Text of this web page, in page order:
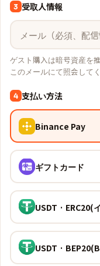
3 受取人情報
ゲスト購入は暗号資産を
このメールにて照会してく
4 支払い方法
Binance Pay
ギフトカード
USDT · ERC20(
USDT ·